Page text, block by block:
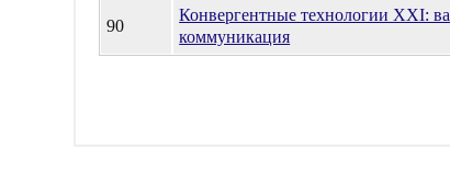
90
Конвергентные технологии XXI:
коммуникация